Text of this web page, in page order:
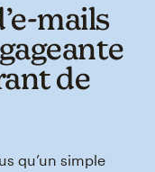
de
qu’un simple